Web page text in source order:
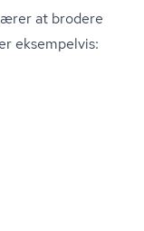
at brodere
eksempelvis: